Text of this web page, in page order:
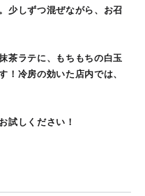
少しずつ混ぜながら、お召
茶ラテに、もちもちの白玉
！冷房の効いた店内では、
試しください！